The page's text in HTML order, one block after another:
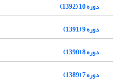
دوره 10 (1392)
دوره 9 (1391)
دوره 8 (1390)
دوره 7 (1389)